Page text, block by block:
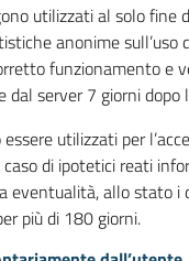
utilizzati al solo fine
anonime sull’uso
funzionamento e
server 7 giorni dopo
utilizzati per
di ipotetici reati
eventualità, allo stato
più di 180 giorni.